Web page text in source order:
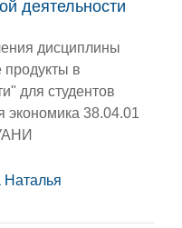
деятельности
дисциплины
в
для студентов
экономика 38.04.01
Наталья